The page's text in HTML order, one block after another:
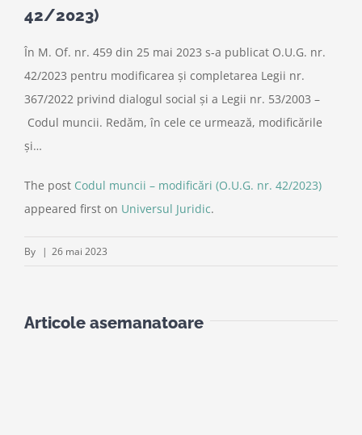
42/2023)
În M. Of. nr. 459 din 25 mai 2023 s-a publicat O.U.G. nr.
42/2023 pentru modificarea şi completarea Legii nr.
367/2022 privind dialogul social şi a Legii nr. 53/2003 –
Codul muncii. Redăm, în cele ce urmează, modificările
și…
The post Codul muncii – modificări (O.U.G. nr. 42/2023)
appeared first on Universul Juridic.
By | 26 mai 2023
Articole asemanatoare